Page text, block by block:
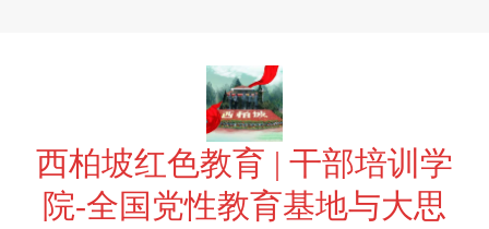
西柏坡红色教育 | 干部培训学
院-全国党性教育基地与大思